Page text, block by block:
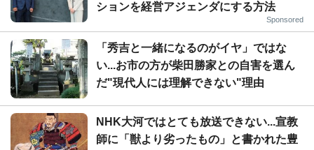
ションを経営アジェンダにする方法
Sponsored
「秀吉と一緒になるのがイヤ」ではな
い...お市の方が柴田勝家との自害を選ん
だ"現代人には理解できない"理由
NHK大河ではとても放送できない...宣教
師に「獣より劣ったもの」と書かれた豊